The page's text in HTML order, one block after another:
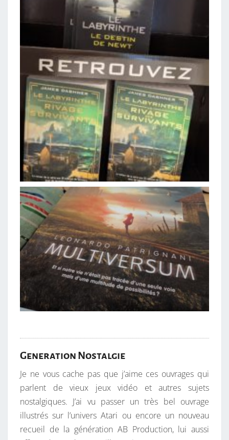
Generation Nostalgie
Je ne vous cache pas que j’aime ces ouvrages qui
parlent de vieux jeux vidéo et autres sujets
nostalgiques. J’ai vu passer un très bel ouvrage
illustrés sur l’univers Atari ou encore un nouveau
recueil de la génération AB Production, lui aussi